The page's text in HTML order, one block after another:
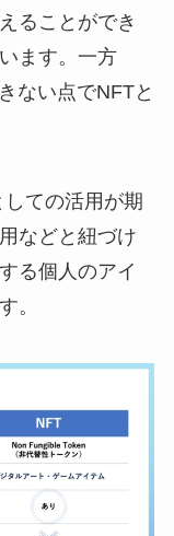
ることができ
ます。一方
ない点でNFTと
ての活用が期
などと紐づけ
る個人のアイ
。